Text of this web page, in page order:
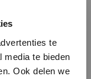
te
media te bieden
Ook delen we